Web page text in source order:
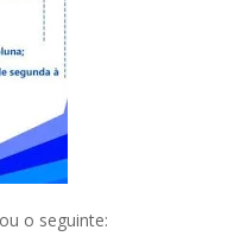
o seguinte: